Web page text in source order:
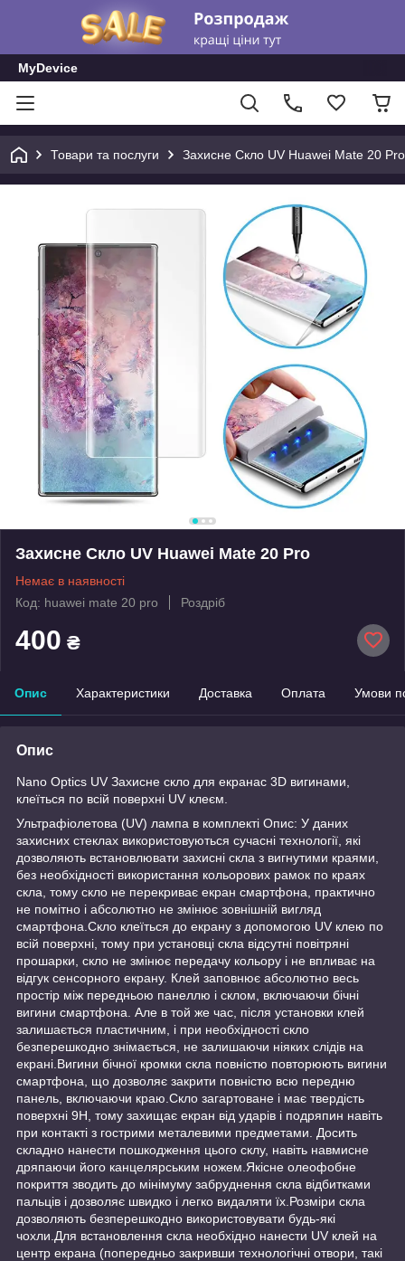
MyDevice
Товари та послуги Захисне Скло UV Huawei Mate 20 Pro
Захисне Скло UV Huawei Mate 20 Pro
Немає в наявності
Код: huawei mate 20 pro
Роздріб
400 ₴
Опис Характеристики Доставка Оплата Умови
Опис
Nano Optics UV Захисне скло для екранас 3D вигинами,
клеїться по всій поверхні UV клеєм.
Ультрафіолетова (UV) лампа в комплекті Опис: У даних
захисних стеклах використовуються сучасні технології, які
дозволяють встановлювати захисні скла з вигнутими краями,
без необхідності використання кольорових рамок по краях
скла, тому скло не перекриває екран смартфона, практично
не помітно і абсолютно не змінює зовнішній вигляд
смартфона.Скло клеїться до екрану з допомогою UV клею по
всій поверхні, тому при установці скла відсутні повітряні
прошарки, скло не змінює передачу кольору і не впливає на
відгук сенсорного екрану. Клей заповнює абсолютно весь
простір між передньою панеллю і склом, включаючи бічні
вигини смартфона. Але в той же час, після установки клей
залишається пластичним, і при необхідності скло
безперешкодно знімається, не залишаючи ніяких слідів на
екрані.Вигини бічної кромки скла повністю повторюють вигини
смартфона, що дозволяє закрити повністю всю передню
панель, включаючи краю.Скло загартоване і має твердість
поверхні 9Н, тому захищає екран від ударів і подряпин навіть
при контакті з гострими металевими предметами. Досить
складно нанести пошкодження цього склу, навіть навмисне
дряпаючи його канцелярським ножем.Якісне олеофобне
покриття зводить до мінімуму забруднення скла відбитками
пальців і дозволяє швидко і легко видаляти їх.Розміри скла
дозволяють безперешкодно використовувати будь-які
чохли.Для встановлення скла необхідно нанести UV клей на
центр екрана (попередньо закривши технологічні отвори, такі